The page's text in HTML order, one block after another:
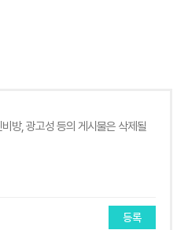
등록